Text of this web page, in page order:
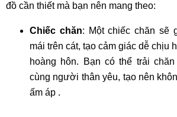
đồ cần thiết mà bạn nên mang theo:
Chiếc chăn: Một chiếc chăn sẽ
mái trên cát, tạo cảm giác dễ chịu
hoàng hôn. Bạn có thể trải
cùng người thân yêu, tạo nên
ấm áp .